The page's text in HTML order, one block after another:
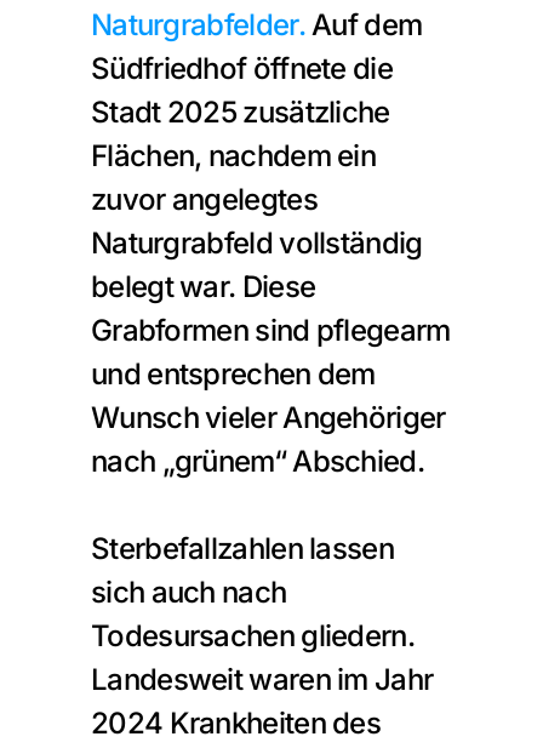
Naturgrabfelder. Auf dem
Südfriedhof öffnete die
Stadt 2025 zusätzliche
Flächen, nachdem ein
zuvor angelegtes
Naturgrabfeld vollständig
belegt war. Diese
Grabformen sind pflegearm
und entsprechen dem
Wunsch vieler Angehöriger
nach „grünem“ Abschied.
Sterbefallzahlen lassen
sich auch nach
Todesursachen gliedern.
Landesweit waren im Jahr
2024 Krankheiten des